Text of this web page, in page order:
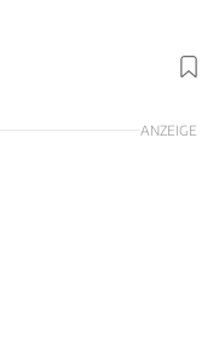
ANZEIGE